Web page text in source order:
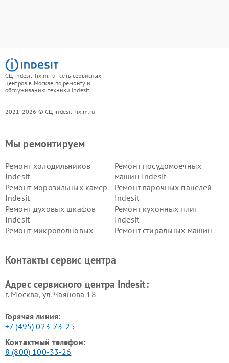
СЦ indesit-fixim.ru - сеть сервисных
центров в Москве по ремонту и
обслуживанию техники Indesit
2021-2026 © СЦ indesit-fixim.ru
Мы ремонтируем
Ремонт холодильников
Indesit
Ремонт посудомоечных
машин Indesit
Ремонт морозильных камер
Indesit
Ремонт варочных панелей
Indesit
Ремонт духовых шкафов
Indesit
Ремонт кухонных плит
Indesit
Ремонт микроволновых
Ремонт стиральных машин
Indesit
Indesit
Контакты сервис центра
Адрес сервисного центра Indesit:
г. Москва, ул. Чаянова 18
Горячая линия:
+7 (495) 023-73-25
Контактный телефон:
8 (800) 100-33-26